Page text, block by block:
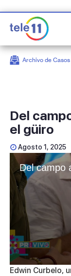
Archivo de Casos
Del
el güiro
Agosto 1, 2025
Del campo
0
Edwin Curbelo,
post